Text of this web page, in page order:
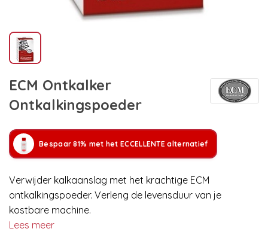
ECM Ontkalker
Ontkalkingspoeder
Bespaar 81% met het ECCELLENTE alternatief
Verwijder kalkaanslag met het krachtige ECM
ontkalkingspoeder. Verleng de levensduur van je
kostbare machine.
Lees meer